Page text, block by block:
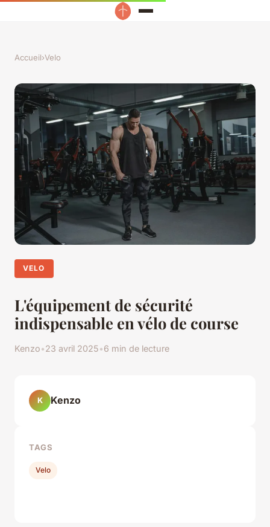
Accueil›Velo
VELO
L'équipement de sécurité
indispensable en vélo de course
Kenzo•23 avril 2025•6 min de lecture
K Kenzo
TAGS
Velo